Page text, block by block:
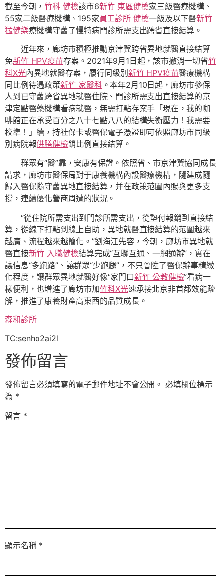
截至今朝， 竹科 健檢該市6新竹 東區健檢家三級醫療機構、
55家二級醫療機構、195家員工診所 健檢一級及以下醫新竹
猛健樂療機構守舊了慢特病門診所需支出跨省直接結算。
近年來，廊坊市積極推動京津冀跨省異地就醫直接結算
免新竹 HPV疫苗存案。2021年9月1日起，該市撤消一切省竹
科X光內異地就醫存案，履行同級別新竹 HPV疫苗醫療機構
同比例待遇政策新竹 家醫科 。本年2月10日起，廊坊市參保
人到已守舊跨省異地就醫住院、門診所需支出直接結算的京
津定點醫藥機構看病就醫，無需打點存案手「現在，我的咖
啡館正在承受百分之八十七點八八的結構失衡壓力！我需要
校準！」續，持社保卡或醫保電子憑證即可依照廊坊市同級
別病院報供膳健檢銷比例直接結算。
群眾有“醫”靠，安康有保證。依照省、市京津冀協同成長
請求，廊坊市醫保局對于康養機構內設醫療機構，隨建成隨
歸入醫保隨守舊異地直接結算，并在政策范圍內賜與更多支
撐，連續優化營商周遭的狀況。
“從住院所需支出到門診所需支出，從墊付報銷到直接結
算，從線下打點到線上自助，異地就醫直接結算的范圍越來
越廣、流程越來越簡化。”劉海江先容，今朝，廊坊市異地就
醫直接新竹 入職健檢結算完成“互聯互通、一網通辦”，實在
讓信息“多跑路”、讓群眾“少跑腿”，不只晉陞了醫保辦事精緻
化程度，讓群眾異地就醫好像“家門口新竹 公教健檢”看病一
樣便利，也增進了廊坊市加竹科X光速承接北京非首都效能疏
解，推進了康養財產高東西的品質成長。
森和診所
TC:senho2ai2l
發佈留言
發佈留言必須填寫的電子郵件地址不會公開。 必填欄位標示
為 *
留言 *
顯示名稱 *